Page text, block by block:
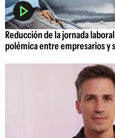
Reducción de la jornada
polémica entre empresarios y